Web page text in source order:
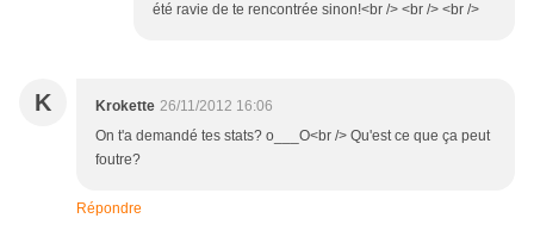
été ravie de te rencontrée sinon!<br /> <br /> <br />
K Krokette 26/11/2012 16:06
On t'a demandé tes stats? o___O<br /> Qu'est ce que ça peut
foutre?
Répondre